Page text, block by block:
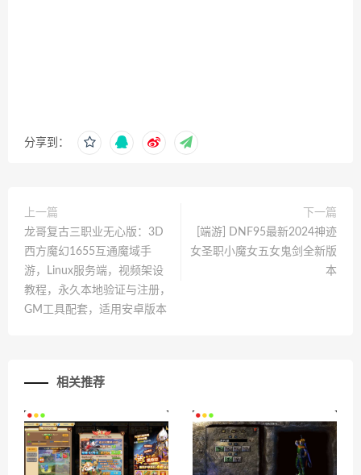
分享到：
上一篇
龙哥复古三职业无心版：3D
西方魔幻1655互通魔域手
游，Linux服务端，视频架设
教程，永久本地验证与注册，
GM工具配套，适用安卓版本
下一篇
[端游] DNF95最新2024神迹
女圣职小魔女五女鬼剑全新版
本
相关推荐